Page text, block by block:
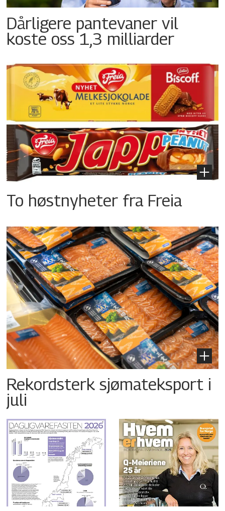
Dårligere pantevaner vil
koste oss 1,3 milliarder
To høstnyheter fra Freia
Rekordsterk sjømateksport i
juli